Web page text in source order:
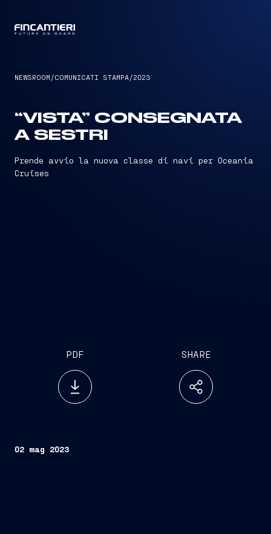
NEWSROOM /COMUNICATI STAMPA/2023
“VISTA” CONSEGNATA
A SESTRI
Prende avvio la nuova classe di navi per Oceania
Cruises
PDF SHARE
02 mag 2023